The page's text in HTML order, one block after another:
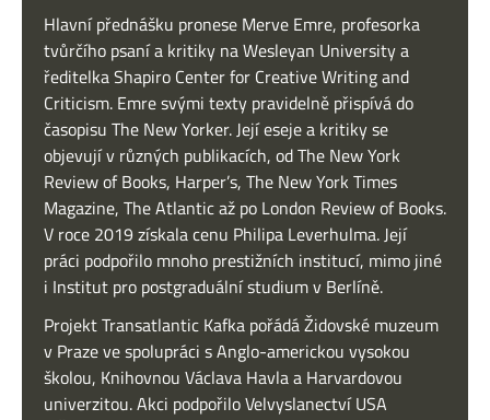
Hlavní přednášku pronese Merve Emre, profesorka
tvůrčího psaní a kritiky na Wesleyan University a
ředitelka Shapiro Center for Creative Writing and
Criticism. Emre svými texty pravidelně přispívá do
časopisu The New Yorker. Její eseje a kritiky se
objevují v různých publikacích, od The New York
Review of Books, Harper’s, The New York Times
Magazine, The Atlantic až po London Review of Books.
V roce 2019 získala cenu Philipa Leverhulma. Její
práci podpořilo mnoho prestižních institucí, mimo jiné
i Institut pro postgraduální studium v Berlíně.
Projekt Transatlantic Kafka pořádá Židovské muzeum
v Praze ve spolupráci s Anglo-americkou vysokou
školou, Knihovnou Václava Havla a Harvardovou
univerzitou. Akci podpořilo Velvyslanectví USA